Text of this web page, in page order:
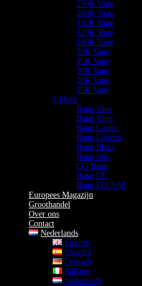
250K Vape
200K Vape
150K Vape
120K Vape
100K Vape
50K Vape
45K Vape
30K Vape
20K Vape
15K Vape
# Merk
Bang Vape
Bang King
Bang Leader
Bang Legend
Bang Blaze
Bang Box
QQ Bang
Bang DE
Bang FLUUM
Europees Magazijn
Groothandel
Over ons
Contact
Nederlands
English
Español
Deutsch
Italiano
Nederlands